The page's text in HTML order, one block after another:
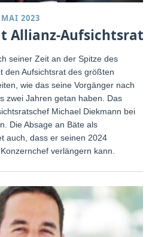
2023
Allianz-Aufsichtsrat
seiner Zeit an der Spitze des
den Aufsichtsrat des größten
wie das seine Vorgänger nach
zwei Jahren getan haben. Das
Michael Diekmann bei
Die Absage an Bäte als
auch, dass er seinen 2024
verlängern kann.